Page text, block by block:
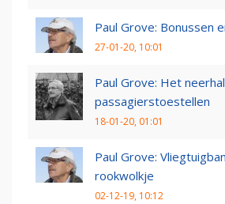
Paul Grove: Bonussen
27-01-20, 10:01
Paul Grove: Het
passagierstoestellen
18-01-20, 01:01
Paul Grove:
rookwolkje
02-12-19, 10:12